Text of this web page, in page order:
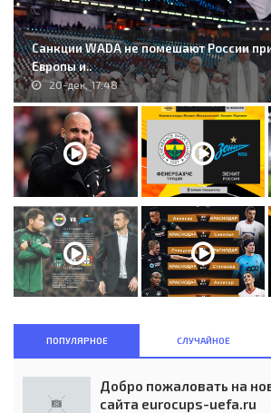
Санкции WADA не помешают России
Европы и..
20-дек, 17:48
ПОПУЛЯРНОЕ СЛУЧАЙНОЕ
Добро пожаловать на
сайта eurocups-uefa.ru